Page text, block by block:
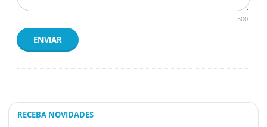
500
ENVIAR
RECEBA NOVIDADES